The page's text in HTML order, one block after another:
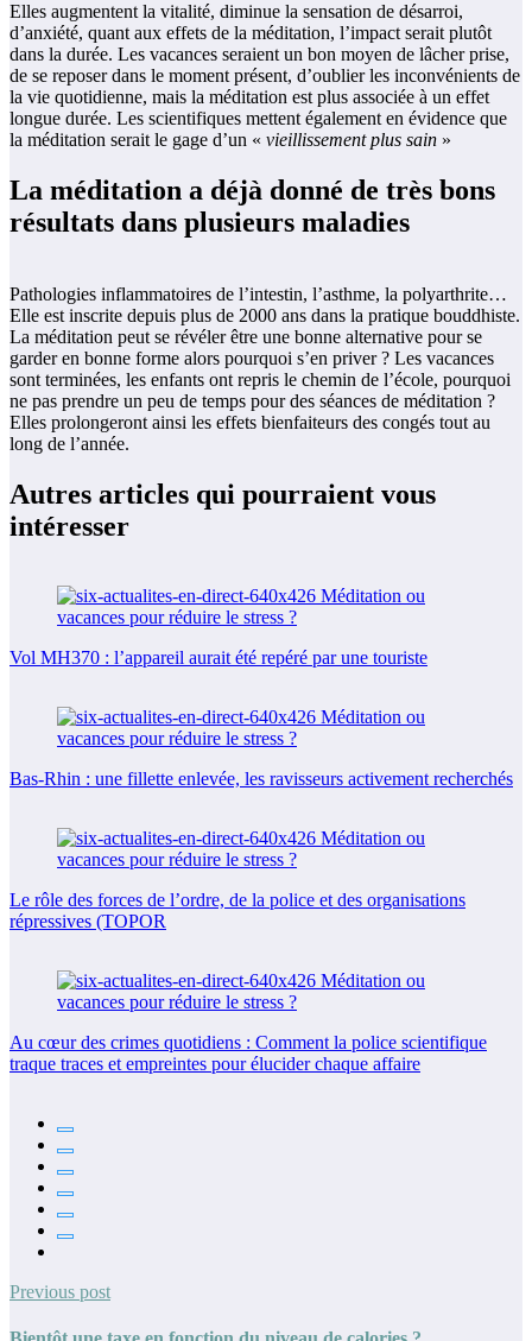
Elles augmentent la vitalité, diminue la sensation de désarroi,
d’anxiété, quant aux effets de la méditation, l’impact serait plutôt
dans la durée. Les vacances seraient un bon moyen de lâcher prise,
de se reposer dans le moment présent, d’oublier les inconvénients de
la vie quotidienne, mais la méditation est plus associée à un effet
longue durée. Les scientifiques mettent également en évidence que
la méditation serait le gage d’un « vieillissement plus sain »
La méditation a déjà donné de très bons
résultats dans plusieurs maladies
Pathologies inflammatoires de l’intestin, l’asthme, la polyarthrite…
Elle est inscrite depuis plus de 2000 ans dans la pratique bouddhiste.
La méditation peut se révéler être une bonne alternative pour se
garder en bonne forme alors pourquoi s’en priver ? Les vacances
sont terminées, les enfants ont repris le chemin de l’école, pourquoi
ne pas prendre un peu de temps pour des séances de méditation ?
Elles prolongeront ainsi les effets bienfaiteurs des congés tout au
long de l’année.
Autres articles qui pourraient vous
intéresser
Vol MH370 : l’appareil aurait été repéré par une touriste
Bas-Rhin : une fillette enlevée, les ravisseurs activement recherchés
Le rôle des forces de l’ordre, de la police et des organisations
répressives (TOPOR
Au cœur des crimes quotidiens : Comment la police scientifique
traque traces et empreintes pour élucider chaque affaire
Previous post